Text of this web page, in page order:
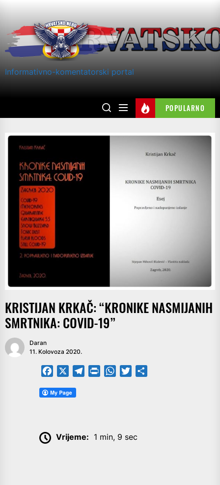
content
Informativno-komentatorski portal
POPULARNO
KRISTIJAN KRKAČ: “KRONIKE NASMIJANIH
SMRTNIKA: COVID-19”
Daran
11. Kolovoza 2020.
Facebook TelegramPrintFriendly
WhatsApp
Twitter
Vrijeme: 1 min, 9 sec